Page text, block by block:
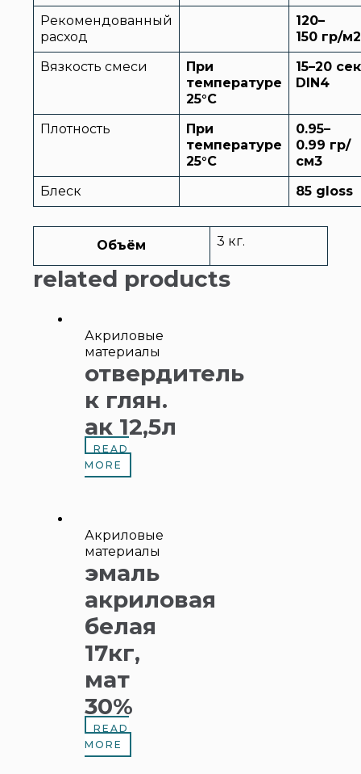
Рекомендованный
расход
120–
150гр/м2
Вязкость смеси
При
температуре
25°C
15–20
DIN4
Плотность
При
температуре
25°C
0.95–
0.99 гр/
см3
Блеск
85 gloss
Объём 3 кг.
related products
Акриловые
материалы
отвердитель
к глян.
ак 12,5л
READ
MORE
Акриловые
материалы
эмаль
акриловая
белая
17кг,
мат
30%
READ
MORE